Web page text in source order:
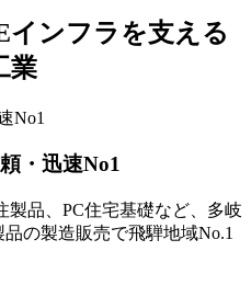
インフラを支える
業
・迅速No1
製品、PC住宅基礎など、多岐
の製造販売で飛騨地域No.1